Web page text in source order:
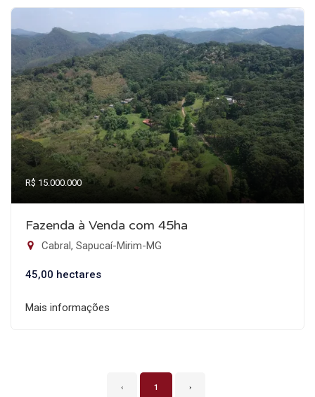
R$ 15.000.000
Fazenda à Venda com 45ha
Cabral, Sapucaí-Mirim-MG
45,00 hectares
Mais informações
‹ 1 ›